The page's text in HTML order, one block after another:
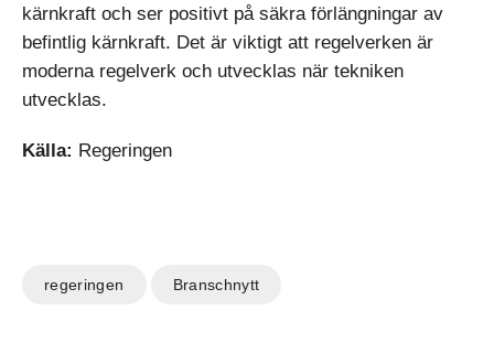
kärnkraft och ser positivt på säkra förlängningar av
befintlig kärnkraft. Det är viktigt att regelverken är
moderna regelverk och utvecklas när tekniken
utvecklas.
Källa: Regeringen
regeringen Branschnytt